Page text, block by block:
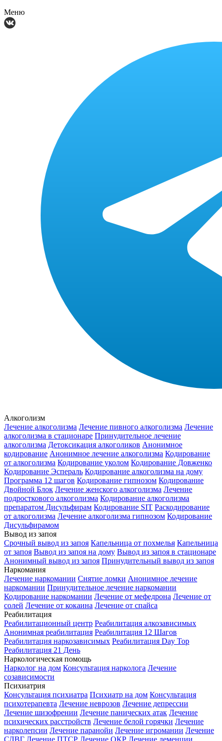
Меню
Алкоголизм
Лечение алкоголизма Лечение пивного алкоголизма Лечение
алкоголизма в стационаре Принудительное лечение
алкоголизма Детоксикация алкоголиков Анонимное
кодирование Анонимное лечение алкоголизма Кодирование
от алкоголизма Кодирование уколом Кодирование Довженко
Кодирование Эспераль Кодирование алкоголизма на дому
Программа 12 шагов Кодирование гипнозом Кодирование
Двойной Блок Лечение женского алкоголизма Лечение
подросткового алкоголизма Кодирование алкоголизма
препаратом Дисульфирам Кодирование SIT Раскодирование
от алкоголизма Лечение алкоголизма гипнозом Кодирование
Дисульфирамом
Вывод из запоя
Срочный вывод из запоя Капельница от похмелья Капельница
от запоя Вывод из запоя на дому Вывод из запоя в стационаре
Анонимный вывод из запоя Принудительный вывод из запоя
Наркомания
Лечение наркомании Снятие ломки Анонимное лечение
наркомании Принудительное лечение наркомании
Кодирование наркомании Лечение от мефедрона Лечение от
солей Лечение от кокаина Лечение от спайса
Реабилитация
Реабилитационный центр Реабилитация алкозависимых
Анонимная реабилитация Реабилитация 12 Шагов
Реабилитация наркозависимых Реабилитация Day Top
Реабилитация 21 День
Наркологическая помощь
Нарколог на дом Консультация нарколога Лечение
созависимости
Психиатрия
Консультация психиатра Психиатр на дом Консультация
психотерапевта Лечение неврозов Лечение депрессии
Лечение шизофрении Лечение панических атак Лечение
психических расстройств Лечение белой горячки Лечение
нарколепсии Лечение паранойи Лечение игромании Лечение
СДВГ Лечение ПТСР Лечение ОКР Лечение деменции